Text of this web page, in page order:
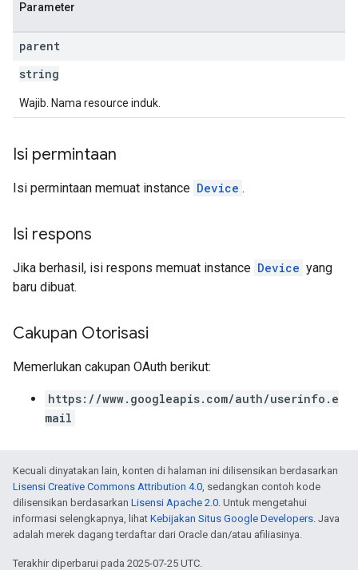
Parameter
parent
string
Wajib. Nama resource induk.
Isi permintaan
Isi permintaan memuat instance Device .
Isi respons
Jika berhasil, isi respons memuat instance Device yang
baru dibuat.
Cakupan Otorisasi
Memerlukan cakupan OAuth berikut:
https://www.googleapis.com/auth/userinfo.e
mail
Kecuali dinyatakan lain, konten di halaman ini dilisensikan berdasarkan
Lisensi Creative Commons Attribution 4.0, sedangkan contoh kode
dilisensikan berdasarkan Lisensi Apache 2.0. Untuk mengetahui
informasi selengkapnya, lihat Kebijakan Situs Google Developers. Java
adalah merek dagang terdaftar dari Oracle dan/atau afiliasinya.
Terakhir diperbarui pada 2025-07-25 UTC.